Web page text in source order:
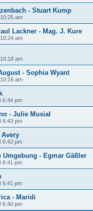
- Stuart Kump
am
Lackner - Mag. J. Kure
am
am
- Sophia Wyant
am
6:44 pm
- Julie Musial
6:43 pm
Avery
6:42 pm
- Egmar Gäßler
6:41 pm
6:41 pm
- Maridi
6:40 pm